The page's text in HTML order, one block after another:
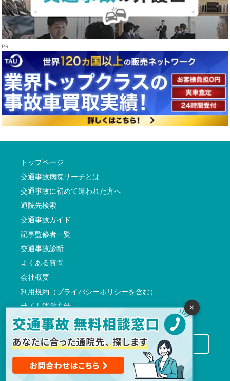
トップページ
交通事故病院サーチとは
交通事故に初めて遭われた方へ
通院先検索
交通事故ガイド
記事監修者一覧
交通事故診断
よくある質問
会社概要
利用規約（プライバシーポリシーを含む）
サイト運営方針
反社会的勢力に対する基本方針
交通事故病院サーチに掲載希望の先生方へ
×